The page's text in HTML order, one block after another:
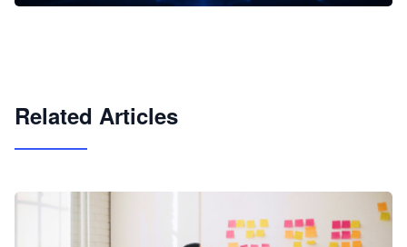
Related Articles